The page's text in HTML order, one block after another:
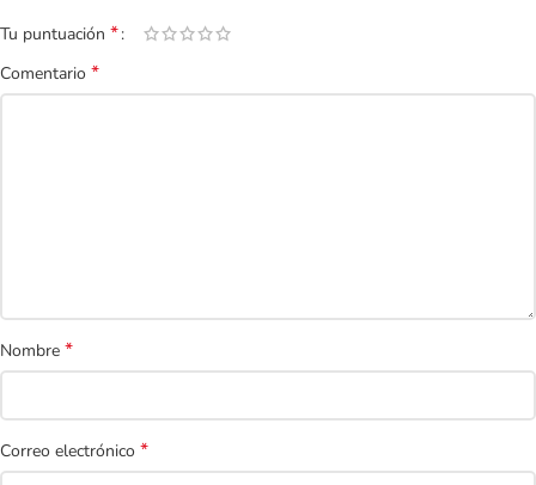
Tu puntuación *
Comentario *
Nombre *
Correo electrónico *